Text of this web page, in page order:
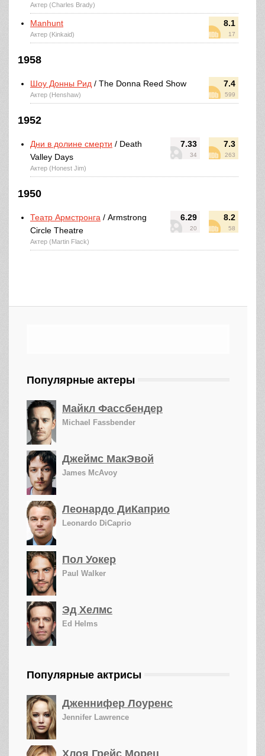
Актер (Charles Brady)
8.1
17
Manhunt
Актер (Kinkaid)
1958
7.4
599
Шоу Донны Рид / The Donna Reed Show
Актер (Henshaw)
1952
7.33
34
7.3
263
Дни в долине смерти / Death
Valley Days
Актер (Honest Jim)
1950
6.29
20
8.2
58
Театр Армстронга / Armstrong
Circle Theatre
Актер (Martin Flack)
Популярные актеры
Майкл Фассбендер
Michael Fassbender
Джеймс МакЭвой
James McAvoy
Леонардо ДиКаприо
Leonardo DiCaprio
Пол Уокер
Paul Walker
Эд Хелмс
Ed Helms
Популярные актрисы
Дженнифер Лоуренс
Jennifer Lawrence
Хлоя Грейс Морец